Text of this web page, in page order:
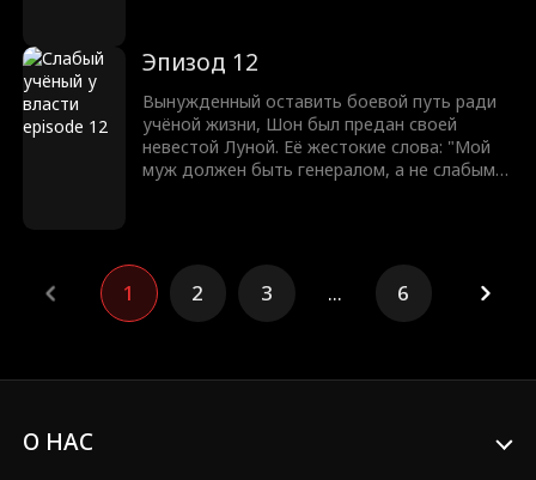
Оставив учёную жизнь позади, он восстаёт
из пепла, чтобы завоевать землю и вернуть
свою судьбу легендарного генерала. Никто
не может остановить мужчину, которому
суждено править.
Эпизод 12
Вынужденный оставить боевой путь ради
учёной жизни, Шон был предан своей
невестой Луной. Её жестокие слова: "Мой
муж должен быть генералом, а не слабым
из пепла, чтобы завоевать землю и вернуть
свою судьбу легендарного генерала. Никто
не может остановить мужчину, которому
суждено править.
1 2 3 ... 6
О НАС